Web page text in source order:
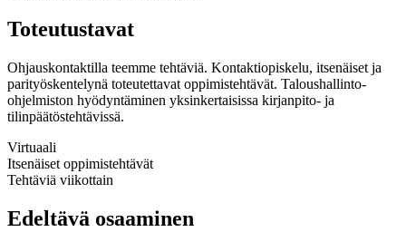
Toteutustavat
Ohjauskontaktilla teemme tehtäviä. Kontaktiopiskelu, itsenäiset ja
parityöskentelynä toteutettavat oppimistehtävät. Taloushallinto-
ohjelmiston hyödyntäminen yksinkertaisissa kirjanpito- ja
tilinpäätöstehtävissä.
Virtuaali
Itsenäiset oppimistehtävät
Tehtäviä viikottain
Edeltävä osaaminen